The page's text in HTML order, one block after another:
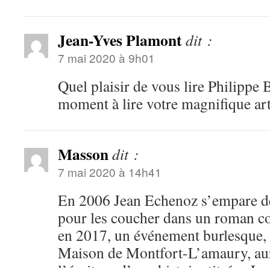
Jean-Yves Plamontdit :
7 mai 2020 à 9h01
Quel plaisir de vous lire Philippe
moment à lire votre magnifique
Massondit :
7 mai 2020 à 14h41
En 2006 Jean Echenoz s’empare
pour les coucher dans un roman
en 2017, un événement
Maison de Montfort-L’amaury,